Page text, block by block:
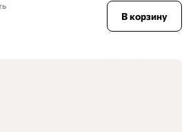
В корзину